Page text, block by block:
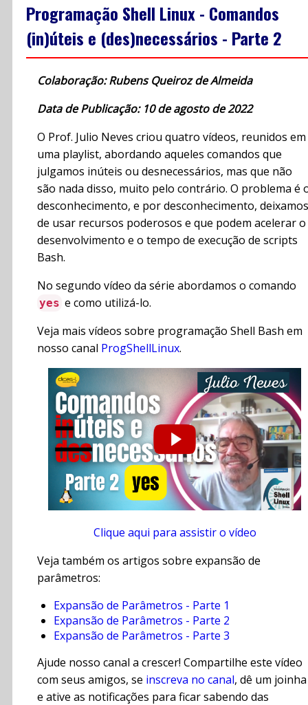
Programação Shell Linux - Comandos
(in)úteis e (des)necessários - Parte 2
Colaboração: Rubens Queiroz de Almeida
Data de Publicação: 10 de agosto de 2022
O Prof. Julio Neves criou quatro vídeos, reunidos em
uma playlist, abordando aqueles comandos que
julgamos inúteis ou desnecessários, mas que não
são nada disso, muito pelo contrário. O problema é
desconhecimento, e por desconhecimento, deixamos
de usar recursos poderosos e que podem acelerar o
desenvolvimento e o tempo de execução de scripts
Bash.
No segundo vídeo da série abordamos o comando
yes e como utilizá-lo.
Veja mais vídeos sobre programação Shell Bash em
nosso canal ProgShellLinux.
Clique aqui para assistir o vídeo
Veja também os artigos sobre expansão de
parâmetros:
Expansão de Parâmetros - Parte 1
Expansão de Parâmetros - Parte 2
Expansão de Parâmetros - Parte 3
Ajude nosso canal a crescer! Compartilhe este vídeo
com seus amigos, se inscreva no canal, dê um joinha
e ative as notificações para ficar sabendo das